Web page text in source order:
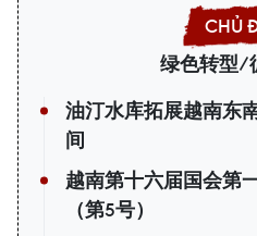
绿色转型/
油汀水库拓展越南东
间
越南第十六届国会第
（第5号）